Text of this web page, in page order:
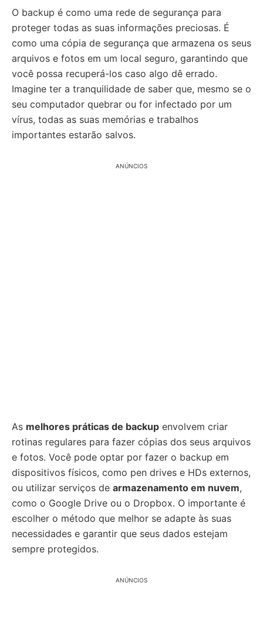
O backup é como uma rede de segurança para
proteger todas as suas informações preciosas. É
como uma cópia de segurança que armazena os seus
arquivos e fotos em um local seguro, garantindo que
você possa recuperá-los caso algo dê errado.
Imagine ter a tranquilidade de saber que, mesmo se o
seu computador quebrar ou for infectado por um
vírus, todas as suas memórias e trabalhos
importantes estarão salvos.
ANÚNCIOS
As melhores práticas de backup envolvem criar
rotinas regulares para fazer cópias dos seus arquivos
e fotos. Você pode optar por fazer o backup em
dispositivos físicos, como pen drives e HDs externos,
ou utilizar serviços de armazenamento em nuvem,
como o Google Drive ou o Dropbox. O importante é
escolher o método que melhor se adapte às suas
necessidades e garantir que seus dados estejam
sempre protegidos.
ANÚNCIOS